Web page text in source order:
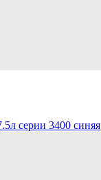
серии 3400 синяя